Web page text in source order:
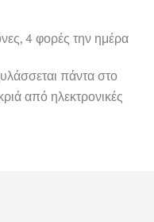
4 φορές την ημέρα
πάντα στο
από ηλεκτρονικές